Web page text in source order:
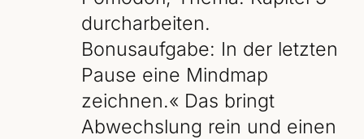
durcharbeiten.
Bonusaufgabe: In der letzten
Pause eine Mindmap
zeichnen.« Das bringt
Abwechslung rein und einen